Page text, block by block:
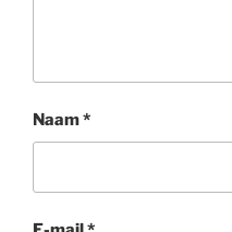
Naam*